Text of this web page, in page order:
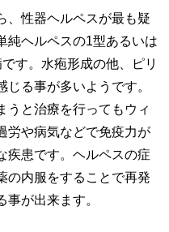
、性器ヘルペスが最も疑
ヘルペスの1型あるいは
す。水疱形成の他、ピリ
る事が多いようです。
うと治療を行ってもウィ
労や病気などで免疫力が
疾患です。ヘルペスの症
の内服をすることで再発
が出来ます。